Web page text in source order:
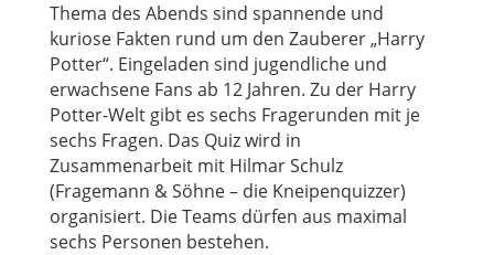
Thema des Abends sind spannende und
kuriose Fakten rund um den Zauberer „Harry
Potter“. Eingeladen sind jugendliche und
erwachsene Fans ab 12 Jahren. Zu der Harry
Potter-Welt gibt es sechs Fragerunden mit je
sechs Fragen. Das Quiz wird in
Zusammenarbeit mit Hilmar Schulz
(Fragemann & Söhne – die Kneipenquizzer)
organisiert. Die Teams dürfen aus maximal
sechs Personen bestehen.